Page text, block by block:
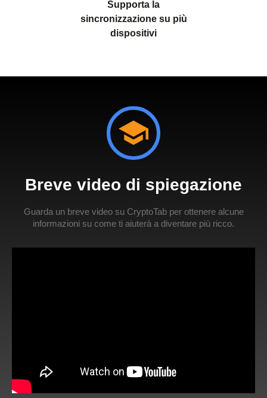
Supporta la
sincronizzazione su più
dispositivi
Breve video di spiegazione
Guarda un breve video su CryptoTab per ottenere alcune
informazioni su come ti aiuterà a diventare più ricco.